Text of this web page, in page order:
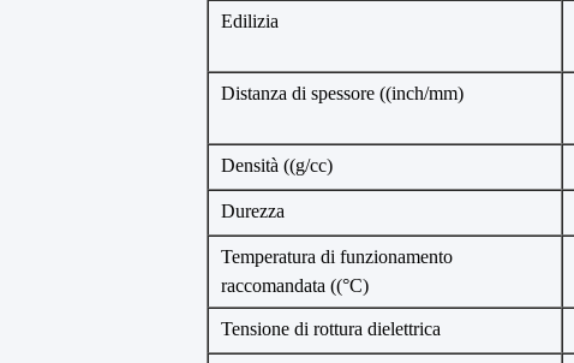
Edilizia
Distanza di spessore ((inch/mm)
Densità ((g/cc)
Durezza
Temperatura di funzionamento
raccomandata ((°C)
Tensione di rottura dielettrica